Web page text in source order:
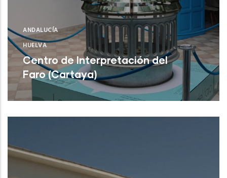
ANDALUCÍA
HUELVA
Centro de Interpretación del
Faro (Cartaya)
Centro de Interpretación del Faro
(Cartaya)NUEVO